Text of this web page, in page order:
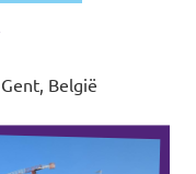
België